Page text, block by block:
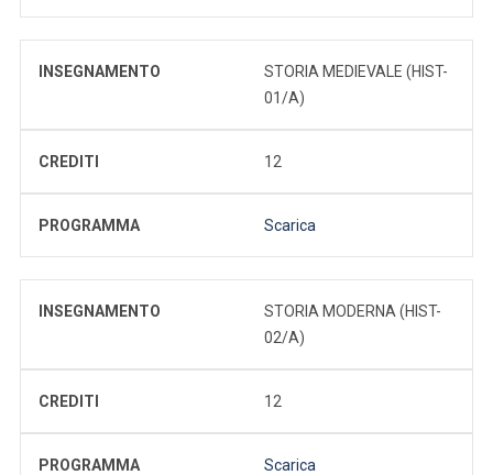
INSEGNAMENTO
STORIA MEDIEVALE (HIST-
01/A)
CREDITI 12
PROGRAMMA Scarica
INSEGNAMENTO
STORIA MODERNA (HIST-
02/A)
CREDITI 12
PROGRAMMA Scarica